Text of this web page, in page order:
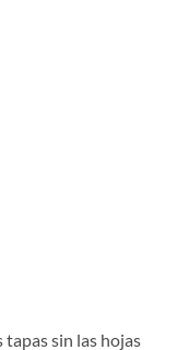
sin las hojas